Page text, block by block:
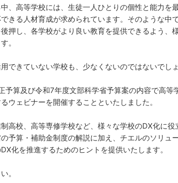
、高等学校には、生徒一人ひとりの個性と能力を
きる人材育成が求められています。そのような中
押し、各学校がより良い教育を提供できるよう、
。
できていない学校も、少なくないのではないでし
予算及び令和7年度文部科学省予算案の内容で高等
ウェビナーを開催することといたしました。
高校、高等専修学校など、様々な学校のDX化に役
予算・補助金制度の解説に加え、チエルのソリュ
化を推進するためのヒントを提供いたします。
。